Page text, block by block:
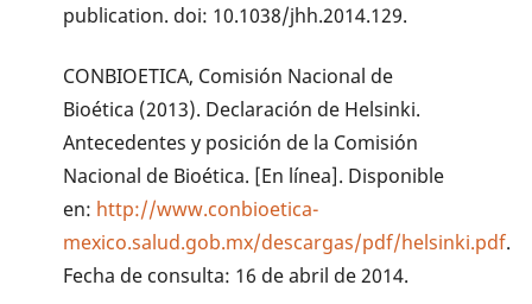
publication. doi: 10.1038/jhh.2014.129.
CONBIOETICA, Comisión Nacional de
Bioética (2013). Declaración de Helsinki.
Antecedentes y posición de la Comisión
Nacional de Bioética. [En línea]. Disponible
en: http://www.conbioetica-
mexico.salud.gob.mx/descargas/pdf/helsinki.pdf.
Fecha de consulta: 16 de abril de 2014.